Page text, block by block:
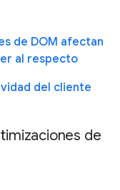
de DOM afectan
al respecto
del cliente
de